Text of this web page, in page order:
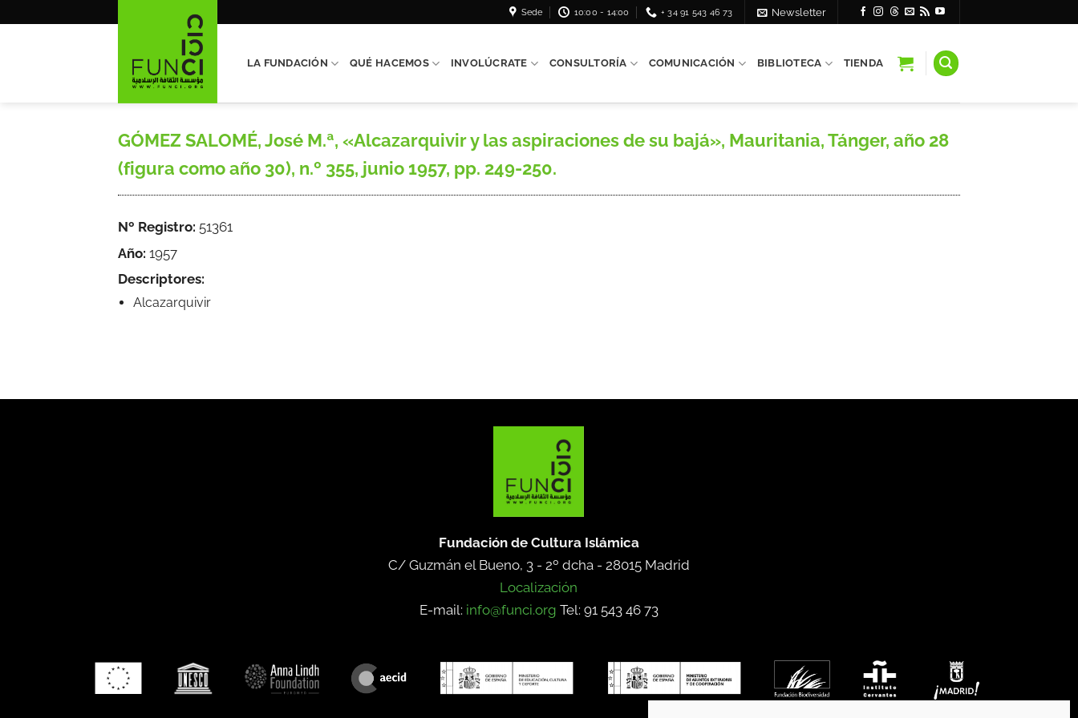
Sede 10:00 - 14:00 + 34 91 543 46 73 Newsletter
LA FUNDACIÓN QUÉ HACEMOS INVOLÚCRATE CONSULTORÍA COMUNICACIÓN BIBLIOTECA TIENDA
GÓMEZ SALOMÉ, José M.ª, «Alcazarquivir y las aspiraciones de su bajá», Mauritania, Tánger, año 28
(figura como año 30), n.º 355, junio 1957, pp. 249-250.
Nº Registro: 51361
Año: 1957
Descriptores:
Alcazarquivir
Fundación de Cultura Islámica
C/ Guzmán el Bueno, 3 - 2º dcha - 28015 Madrid
Localización
E-mail: info@funci.org Tel: 91 543 46 73